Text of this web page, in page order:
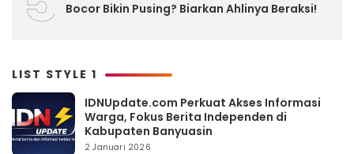
Bocor Bikin Pusing? Biarkan Ahlinya Beraksi!
LIST STYLE 1
IDNUpdate.com Perkuat Akses Informasi
Warga, Fokus Berita Independen di
Kabupaten Banyuasin
2 Januari 2026